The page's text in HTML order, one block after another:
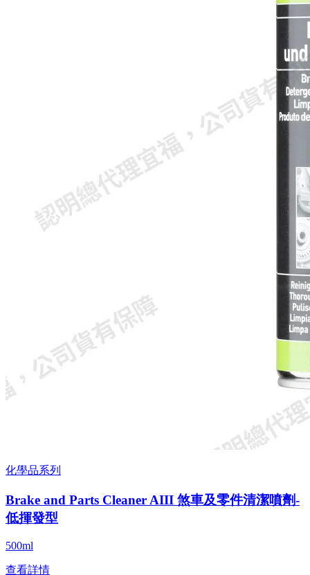
化學品系列
Brake and Parts Cleaner AIII 煞車及零件清潔噴劑-
低揮發型
500ml
查看詳情